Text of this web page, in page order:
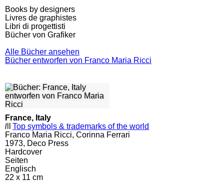
Books by designers
Livres de graphistes
Libri di progettisti
Bücher von Grafiker
Alle Bücher ansehen
Bücher entworfen von Franco Maria Ricci
France, Italy
l
Top symbols & trademarks of the world
Franco Maria Ricci, Corinna Ferrari
1973, Deco Press
Hardcover
Seiten
Englisch
22 x 11 cm